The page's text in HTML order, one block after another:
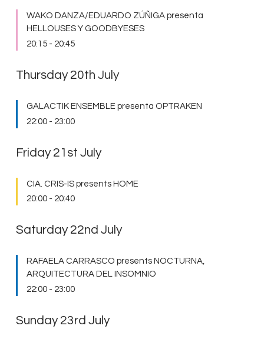
WAKO DANZA/EDUARDO ZÚÑIGA presenta
HELLOUSES Y GOODBYESES
20:15 - 20:45
Thursday 20th July
GALACTIK ENSEMBLE presenta OPTRAKEN
22:00 - 23:00
Friday 21st July
CIA. CRIS-IS presents HOME
20:00 - 20:40
Saturday 22nd July
RAFAELA CARRASCO presents NOCTURNA,
ARQUITECTURA DEL INSOMNIO
22:00 - 23:00
Sunday 23rd July